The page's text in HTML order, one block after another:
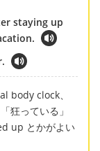
staying up
body clock、
狂っている」
up とかがよい